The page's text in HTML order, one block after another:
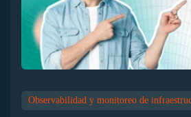
Observabilidad y monitoreo de